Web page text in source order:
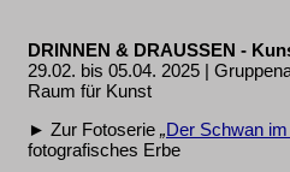
DRINNEN & DRAUSSEN -
29.02. bis 05.04. 2025 |
Raum für Kunst
► Zur Fotoserie „Der Schwan
fotografisches Erbe